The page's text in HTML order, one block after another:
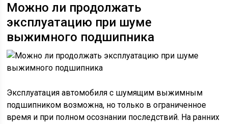
Можно ли продолжать
эксплуатацию при шуме
выжимного подшипника
Эксплуатация автомобиля с шумящим выжимным
подшипником возможна, но только в ограниченное
время и при полном осознании последствий. На ранних